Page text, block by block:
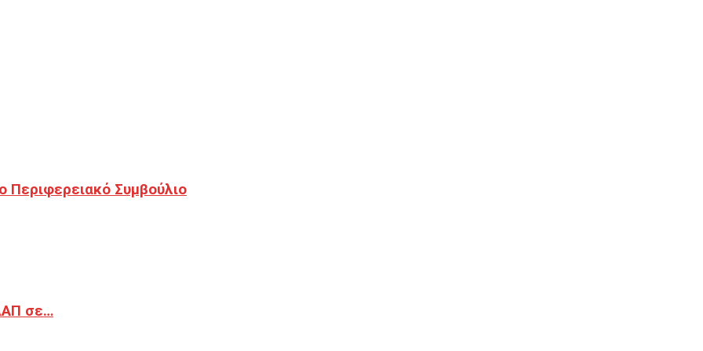
Περιφερειακό Συμβούλιο
σε…